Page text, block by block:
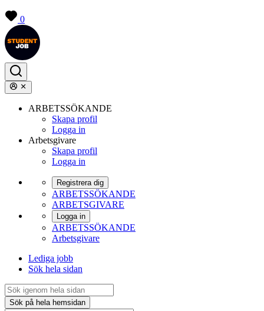
0
ARBETSSÖKANDE
Skapa profil
Logga in
Arbetsgivare
Skapa profil
Logga in
Registrera dig
ARBETSSÖKANDE
ARBETSGIVARE
Logga in
ARBETSSÖKANDE
Arbetsgivare
Lediga jobb
Sök hela sidan